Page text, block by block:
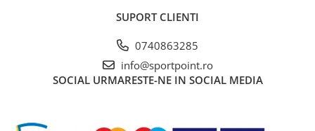
SUPORT CLIENTI
0740863285
info@sportpoint.ro
SOCIAL URMARESTE-NE IN SOCIAL MEDIA